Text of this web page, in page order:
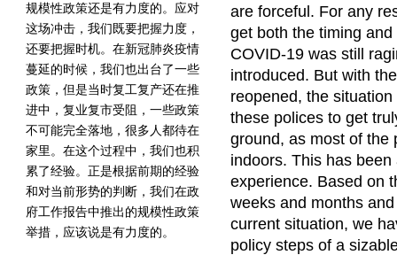
规模性政策还是有力度的。应对
这场冲击，我们既要把握力度，
还要把握时机。在新冠肺炎疫情
蔓延的时候，我们也出台了一些
政策，但是当时复工复产还在推
进中，复业复市受阻，一些政策
不可能完全落地，很多人都待在
家里。在这个过程中，我们也积
累了经验。正是根据前期的经验
和对当前形势的判断，我们在政
府工作报告中推出的规模性政策
举措，应该说是有力度的。
are forceful. For any
get both the timing
COVID-19 was still
introduced. But with
reopened, the
these polices to get
ground, as most of the
indoors. This has
experience. Based on
weeks and months
current situation, we
policy steps of a